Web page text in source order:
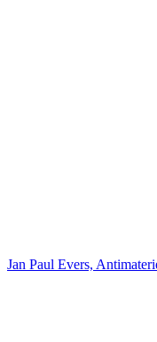
Jan Paul Evers,